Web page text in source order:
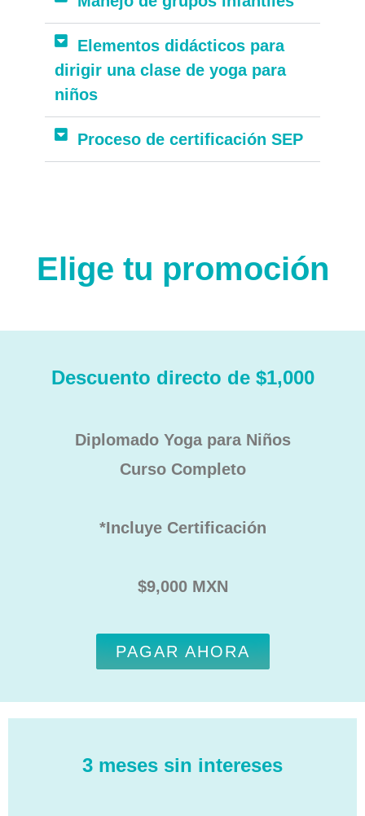
Elementos didácticos para
dirigir una clase de yoga para
niños
Proceso de certificación SEP
Elige tu promoción
Descuento directo de $1,000
Diplomado Yoga para Niños
Curso Completo
*Incluye Certificación
$9,000 MXN
PAGAR AHORA
3 meses sin intereses